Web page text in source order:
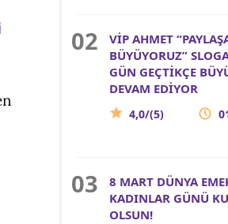
VİP AHMET
BÜYÜYORUZ”
GÜN GEÇTİKÇE
DEVAM EDİYOR
4,0/(5)
8 MART DÜNYA
KADINLAR GÜNÜ
OLSUN!